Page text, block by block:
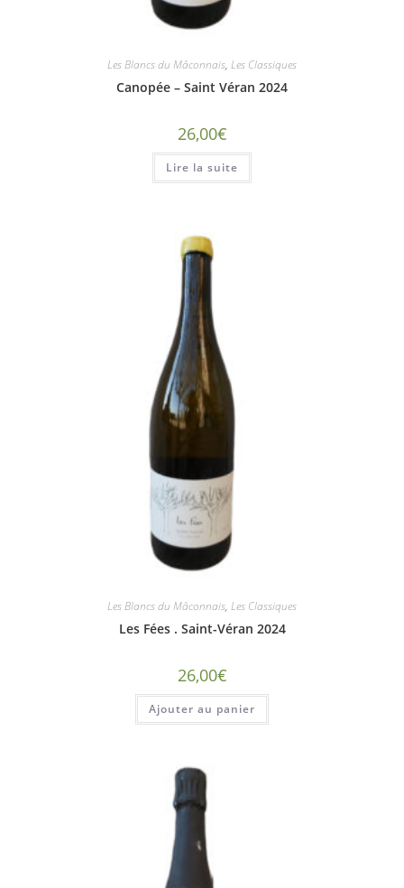
Les Blancs du Mâconnais, Les Classiques
Canopée – Saint Véran 2024
26,00€
Lire la suite
Les Blancs du Mâconnais, Les Classiques
Les Fées . Saint-Véran 2024
26,00€
Ajouter au panier